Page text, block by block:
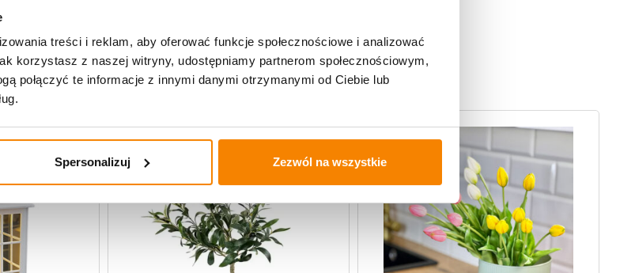
treści i reklam, aby oferować funkcje społecznościowe i analizować
korzystasz z naszej witryny, udostępniamy partnerom społecznościowym,
połączyć te informacje z innymi danymi otrzymanymi od Ciebie lub
Spersonalizuj Zezwól na wszystkie
-20%